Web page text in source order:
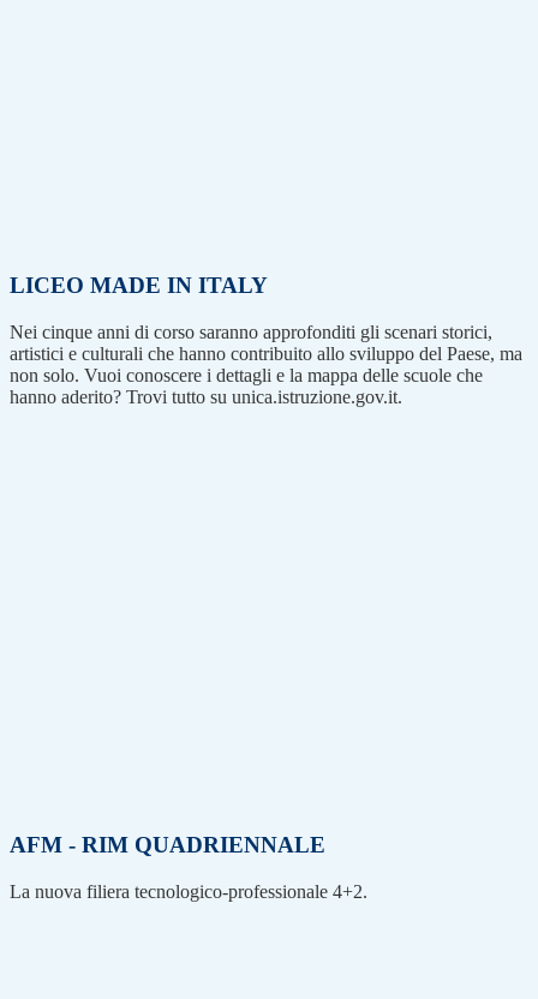
LICEO MADE IN ITALY
Nei cinque anni di corso saranno approfonditi gli scenari storici,
artistici e culturali che hanno contribuito allo sviluppo del Paese, ma
non solo. Vuoi conoscere i dettagli e la mappa delle scuole che
hanno aderito? Trovi tutto su unica.istruzione.gov.it.
AFM - RIM QUADRIENNALE
La nuova filiera tecnologico-professionale 4+2.